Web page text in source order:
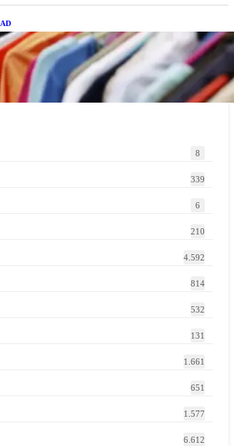
marcas globales se suman a la
de la ropa de segunda mano premium
8
339
6
210
4.592
814
532
131
1.661
651
1.577
6.612